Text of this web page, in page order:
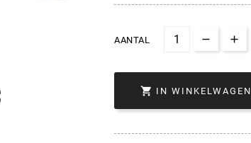
AANTAL
 IN WINKELWAGEN